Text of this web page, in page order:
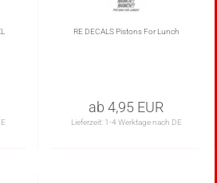
RE DECALS Pistons For Lunch
ab 4,95 EUR
Lieferzeit: 1-4 Werktage nach DE